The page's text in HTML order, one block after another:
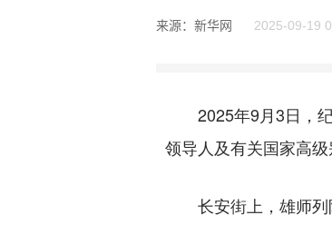
来源：新华网 2025-09-19
2025年9月3日，纪
领导人及有关国家高
长安街上，雄师列阵